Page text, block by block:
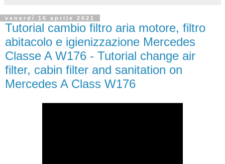
venerdì 16 aprile 2021
Tutorial cambio filtro aria motore, filtro
abitacolo e igienizzazione Mercedes
Classe A W176 - Tutorial change air
filter, cabin filter and sanitation on
Mercedes A Class W176